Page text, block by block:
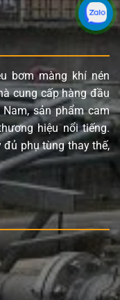
bơm màng khí nén
cung cấp hàng đầu
sản phẩm cam
hiệu nổi tiếng.
đủ phụ tùng thay thế,